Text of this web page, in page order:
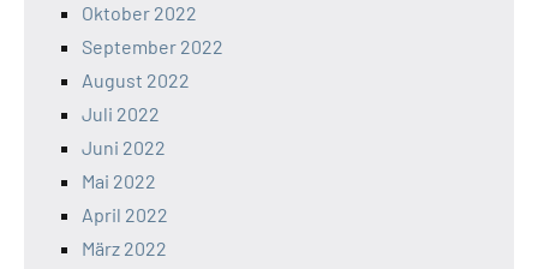
Oktober 2022
September 2022
August 2022
Juli 2022
Juni 2022
Mai 2022
April 2022
März 2022